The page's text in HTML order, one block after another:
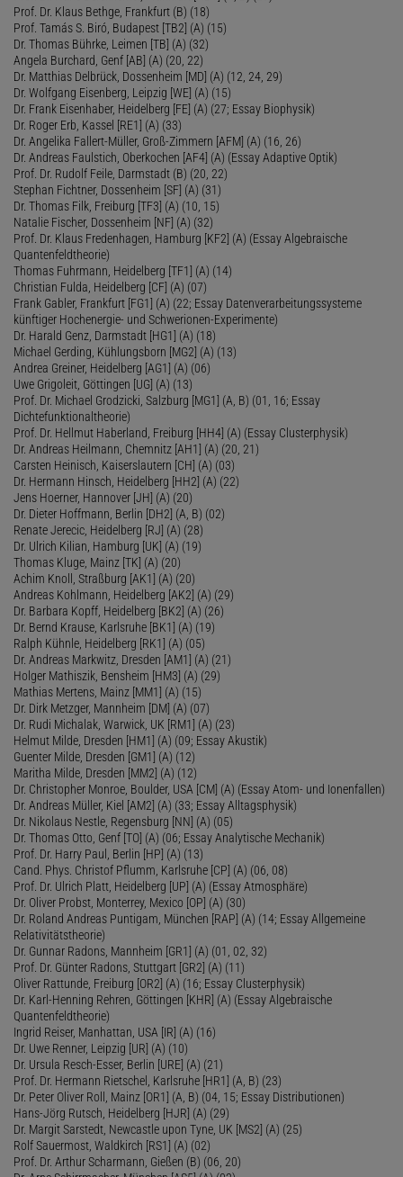
Prof. Dr. Klaus Bethge, Frankfurt (B) (18)
Prof. Tamás S. Biró, Budapest [TB2] (A) (15)
Dr. Thomas Bührke, Leimen [TB] (A) (32)
Angela Burchard, Genf [AB] (A) (20, 22)
Dr. Matthias Delbrück, Dossenheim [MD] (A) (12, 24, 29)
Dr. Wolfgang Eisenberg, Leipzig [WE] (A) (15)
Dr. Frank Eisenhaber, Heidelberg [FE] (A) (27; Essay Biophysik)
Dr. Roger Erb, Kassel [RE1] (A) (33)
Dr. Angelika Fallert-Müller, Groß-Zimmern [AFM] (A) (16, 26)
Dr. Andreas Faulstich, Oberkochen [AF4] (A) (Essay Adaptive Optik)
Prof. Dr. Rudolf Feile, Darmstadt (B) (20, 22)
Stephan Fichtner, Dossenheim [SF] (A) (31)
Dr. Thomas Filk, Freiburg [TF3] (A) (10, 15)
Natalie Fischer, Dossenheim [NF] (A) (32)
Prof. Dr. Klaus Fredenhagen, Hamburg [KF2] (A) (Essay Algebraische
Quantenfeldtheorie)
Thomas Fuhrmann, Heidelberg [TF1] (A) (14)
Christian Fulda, Heidelberg [CF] (A) (07)
Frank Gabler, Frankfurt [FG1] (A) (22; Essay Datenverarbeitungssysteme
künftiger Hochenergie- und Schwerionen-Experimente)
Dr. Harald Genz, Darmstadt [HG1] (A) (18)
Michael Gerding, Kühlungsborn [MG2] (A) (13)
Andrea Greiner, Heidelberg [AG1] (A) (06)
Uwe Grigoleit, Göttingen [UG] (A) (13)
Prof. Dr. Michael Grodzicki, Salzburg [MG1] (A, B) (01, 16; Essay
Dichtefunktionaltheorie)
Prof. Dr. Hellmut Haberland, Freiburg [HH4] (A) (Essay Clusterphysik)
Dr. Andreas Heilmann, Chemnitz [AH1] (A) (20, 21)
Carsten Heinisch, Kaiserslautern [CH] (A) (03)
Dr. Hermann Hinsch, Heidelberg [HH2] (A) (22)
Jens Hoerner, Hannover [JH] (A) (20)
Dr. Dieter Hoffmann, Berlin [DH2] (A, B) (02)
Renate Jerecic, Heidelberg [RJ] (A) (28)
Dr. Ulrich Kilian, Hamburg [UK] (A) (19)
Thomas Kluge, Mainz [TK] (A) (20)
Achim Knoll, Straßburg [AK1] (A) (20)
Andreas Kohlmann, Heidelberg [AK2] (A) (29)
Dr. Barbara Kopff, Heidelberg [BK2] (A) (26)
Dr. Bernd Krause, Karlsruhe [BK1] (A) (19)
Ralph Kühnle, Heidelberg [RK1] (A) (05)
Dr. Andreas Markwitz, Dresden [AM1] (A) (21)
Holger Mathiszik, Bensheim [HM3] (A) (29)
Mathias Mertens, Mainz [MM1] (A) (15)
Dr. Dirk Metzger, Mannheim [DM] (A) (07)
Dr. Rudi Michalak, Warwick, UK [RM1] (A) (23)
Helmut Milde, Dresden [HM1] (A) (09; Essay Akustik)
Guenter Milde, Dresden [GM1] (A) (12)
Maritha Milde, Dresden [MM2] (A) (12)
Dr. Christopher Monroe, Boulder, USA [CM] (A) (Essay Atom- und Ionenfallen)
Dr. Andreas Müller, Kiel [AM2] (A) (33; Essay Alltagsphysik)
Dr. Nikolaus Nestle, Regensburg [NN] (A) (05)
Dr. Thomas Otto, Genf [TO] (A) (06; Essay Analytische Mechanik)
Prof. Dr. Harry Paul, Berlin [HP] (A) (13)
Cand. Phys. Christof Pflumm, Karlsruhe [CP] (A) (06, 08)
Prof. Dr. Ulrich Platt, Heidelberg [UP] (A) (Essay Atmosphäre)
Dr. Oliver Probst, Monterrey, Mexico [OP] (A) (30)
Dr. Roland Andreas Puntigam, München [RAP] (A) (14; Essay Allgemeine
Relativitätstheorie)
Dr. Gunnar Radons, Mannheim [GR1] (A) (01, 02, 32)
Prof. Dr. Günter Radons, Stuttgart [GR2] (A) (11)
Oliver Rattunde, Freiburg [OR2] (A) (16; Essay Clusterphysik)
Dr. Karl-Henning Rehren, Göttingen [KHR] (A) (Essay Algebraische
Quantenfeldtheorie)
Ingrid Reiser, Manhattan, USA [IR] (A) (16)
Dr. Uwe Renner, Leipzig [UR] (A) (10)
Dr. Ursula Resch-Esser, Berlin [URE] (A) (21)
Prof. Dr. Hermann Rietschel, Karlsruhe [HR1] (A, B) (23)
Dr. Peter Oliver Roll, Mainz [OR1] (A, B) (04, 15; Essay Distributionen)
Hans-Jörg Rutsch, Heidelberg [HJR] (A) (29)
Dr. Margit Sarstedt, Newcastle upon Tyne, UK [MS2] (A) (25)
Rolf Sauermost, Waldkirch [RS1] (A) (02)
Prof. Dr. Arthur Scharmann, Gießen (B) (06, 20)